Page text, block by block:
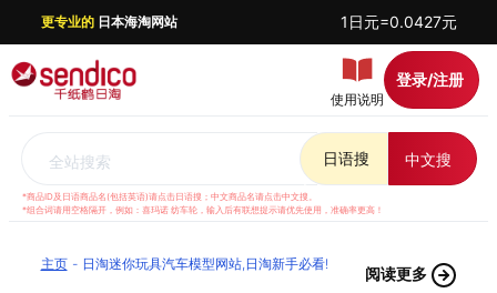
更专业的日本海淘网站 1日元=0.0427元
使用说明
登录/注册
全站搜索 日语搜 中文搜
*商品ID及日语商品名(包括英语)请点击日语搜；中文商品名请点击中文搜。
*组合词请用空格隔开，例如：喜玛诺 纺车轮，输入后有联想提示请优先使用，准确率更高！
主页 日淘迷你玩具汽车模型网站,日淘新手必看!
阅读更多